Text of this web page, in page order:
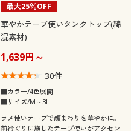
最大25％OFF
華やかテープ使いタンクトップ(綿
混素材)
1,639円～
30件
■カラー/4色展開
■サイズ/M～3L
ラメ使いテープで顔まわりを華やかに。
前衿ぐりに施したテープ使いがアクセン